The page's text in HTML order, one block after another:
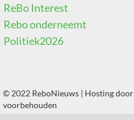
ReBo Interest
Rebo onderneemt
Politiek2026
© 2022 ReboNieuws | Hosting door
voorbehouden